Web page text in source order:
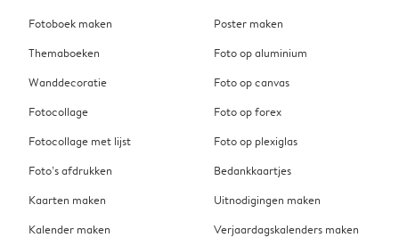
Fotoboek maken
Themaboeken
Wanddecoratie
Fotocollage
Fotocollage met lijst
Foto’s afdrukken
Kaarten maken
Kalender maken
Poster maken
Foto op aluminium
Foto op canvas
Foto op forex
Foto op plexiglas
Bedankkaartjes
Uitnodigingen maken
Verjaardagskalenders maken